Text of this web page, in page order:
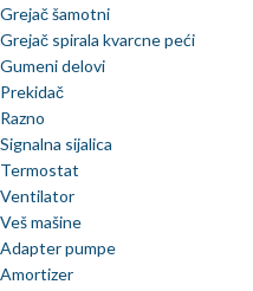
Grejač šamotni
Grejač spirala kvarcne peći
Gumeni delovi
Prekidač
Razno
Signalna sijalica
Termostat
Ventilator
Veš mašine
Adapter pumpe
Amortizer